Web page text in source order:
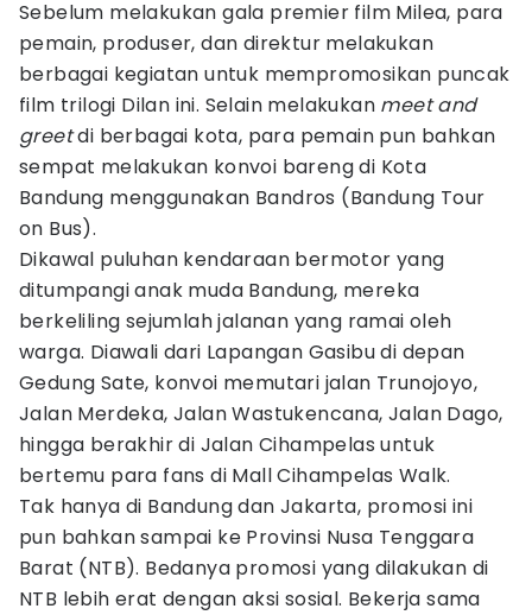
Sebelum melakukan gala premier film Milea, para
pemain, produser, dan direktur melakukan
berbagai kegiatan untuk mempromosikan puncak
film trilogi Dilan ini. Selain melakukan meet and
greetdi berbagai kota, para pemain pun bahkan
sempat melakukan konvoi bareng di Kota
Bandung menggunakan Bandros (Bandung Tour
on Bus).
Dikawal puluhan kendaraan bermotor yang
ditumpangi anak muda Bandung, mereka
berkeliling sejumlah jalanan yang ramai oleh
warga. Diawali dari Lapangan Gasibu di depan
Gedung Sate, konvoi memutari jalan Trunojoyo,
Jalan Merdeka, Jalan Wastukencana, Jalan Dago,
hingga berakhir di Jalan Cihampelas untuk
bertemu para fans di Mall Cihampelas Walk.
Tak hanya di Bandung dan Jakarta, promosi ini
pun bahkan sampai ke Provinsi Nusa Tenggara
Barat (NTB). Bedanya promosi yang dilakukan di
NTB lebih erat dengan aksi sosial. Bekerja sama